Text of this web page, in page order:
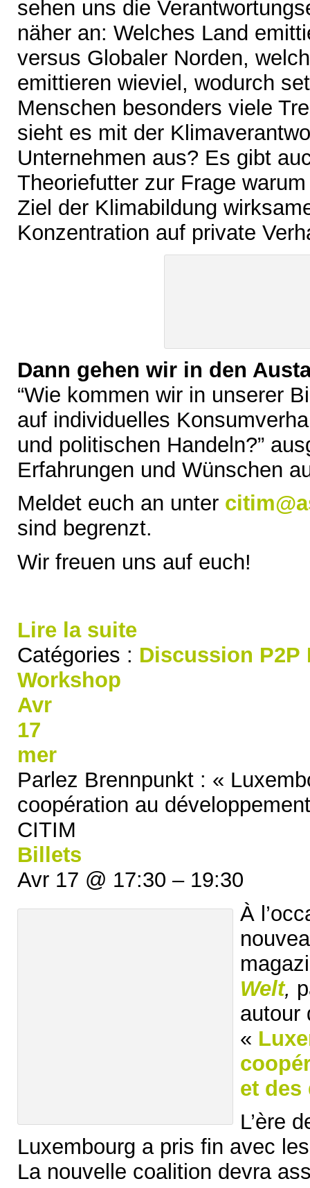
sehen uns die
näher an: Welches Land
versus Globaler Norden,
emittieren wieviel, wodurch
Menschen besonders viele
sieht es mit der
Unternehmen aus? Es gibt
Theoriefutter zur Frage
Ziel der Klimabildung
Konzentration auf private
Dann gehen wir in den
“Wie kommen wir in unserer
auf individuelles
und politischen Handeln?”
Erfahrungen und Wünschen
Meldet euch an unter
sind begrenzt.
Wir freuen uns auf euch!
Lire la suite
Catégories : Discussion P2P
Workshop
Avr
17
mer
Parlez Brennpunkt : «
coopération au
CITIM
Billets
Avr 17 @ 17:30 – 19:30
À
Welt,
autour
«
et
L’ère
Luxembourg a pris fin avec
La nouvelle coalition devra